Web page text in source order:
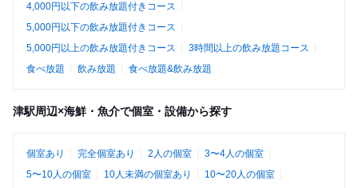
4,000円以下の飲み放題付きコース
5,000円以下の飲み放題付きコース
5,000円以上の飲み放題付きコース
3時間以上の飲み放題コース
食べ放題
飲み放題 食べ放題&飲み放題
津駅周辺×海鮮・魚介で個室・設備から探す
個室あり 完全個室あり 2人の個室
3〜4人の個室
5〜10人の個室
10人未満の個室あり
10〜20人の個室